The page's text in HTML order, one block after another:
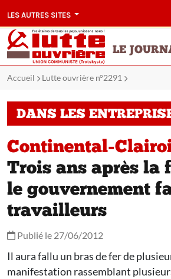
LES AUTRES SITES
LE
Accueil Lutte ouvrière n°2291
DANS LES
Continental-
Trois ans après la
le gouvernement
travailleurs
Publié le 27/06/2012
Il aura fallu un bras de fer de
manifestation rassemblant